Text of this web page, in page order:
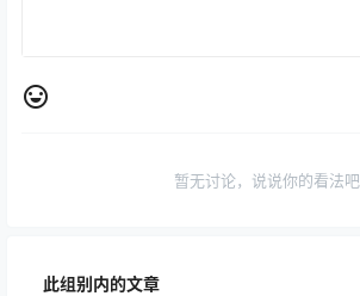
此组别内的文章
暂无讨论，说说你的看法吧